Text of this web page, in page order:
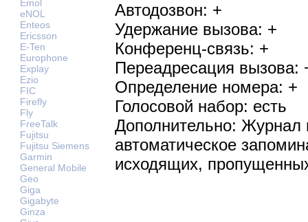
Emol
eNOL
Enteos
Ericsson
E-Ten
Europhone
Explay
Ezio
FIC
Firefly
Fly
FreeTalk
Fujitsu
Fujitsu Siemens
Garmin
General Mobile
Geo
Giga
Gigabyte
Ginza
Автодозвон: +
Удержание вызова: +
Конференц-связь: +
Переадресация вызова:
Определение номера: +
Голосовой набор: есть
Дополнительно: Журнал
автоматическое
исходящих,